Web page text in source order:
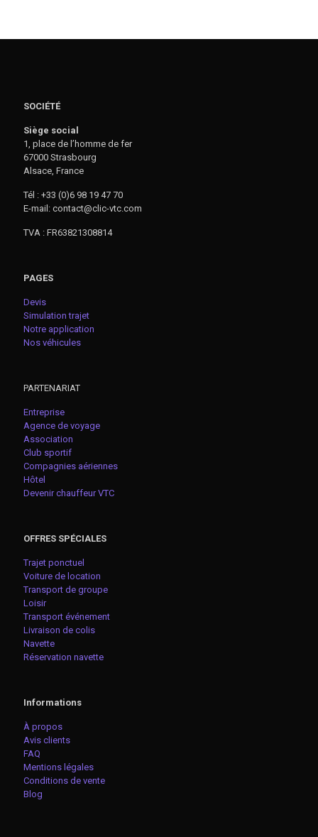
SOCIÉTÉ
Siège social
1, place de l’homme de fer
67000 Strasbourg
Alsace, France
Tél : +33 (0)6 98 19 47 70
E-mail: contact@clic-vtc.com
TVA : FR63821308814
PAGES
Devis
Simulation trajet
Notre application
Nos véhicules
PARTENARIAT
Entreprise
Agence de voyage
Association
Club sportif
Compagnies aériennes
Hôtel
Devenir chauffeur VTC
OFFRES SPÉCIALES
Trajet ponctuel
Voiture de location
Transport de groupe
Loisir
Transport événement
Livraison de colis
Navette
Réservation navette
Informations
À propos
Avis clients
FAQ
Mentions légales
Conditions de vente
Blog